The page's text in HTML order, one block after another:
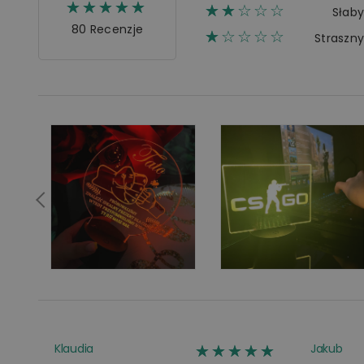
☆☆☆☆☆
★★★★★
80 Recenzje
☆☆☆☆☆
★★ Słaby
☆☆☆☆☆
★ Straszny
Klaudia ☆☆☆☆☆
★★★★★ Jakub